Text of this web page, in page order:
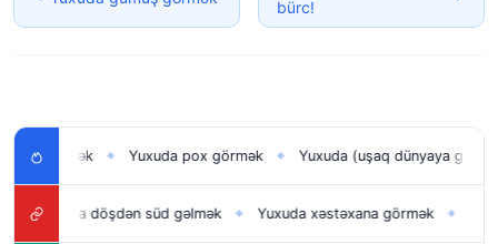
bürc!
Yuxuda pox görmək ◆ Yuxuda (uşaq dünyaya gətirmək)
Yuxuda döşdən süd gəlmək ◆ Yuxuda xəstəxana görmək ◆ Yuxuda